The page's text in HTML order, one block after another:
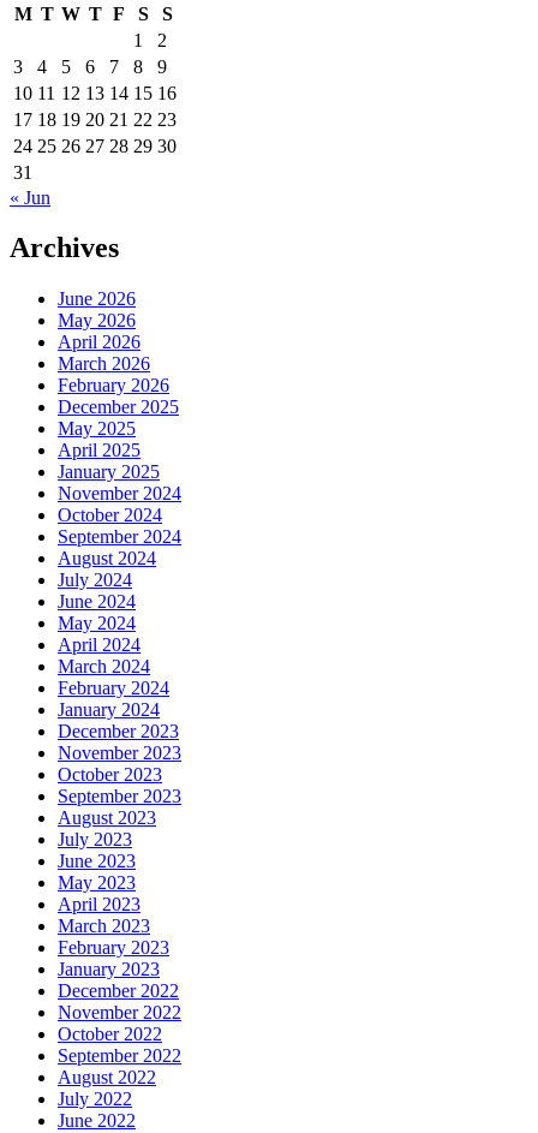
M T W T F S
S
1
2
3
4 5 6 7 8
9
10 11 12 13 14 15 16
17 18 19 20 21 22 23
24 25 26 27 28 29 30
31
« Jun
Archives
June 2026
May 2026
April 2026
March 2026
February 2026
December 2025
May 2025
April 2025
January 2025
November 2024
October 2024
September 2024
August 2024
July 2024
June 2024
May 2024
April 2024
March 2024
February 2024
January 2024
December 2023
November 2023
October 2023
September 2023
August 2023
July 2023
June 2023
May 2023
April 2023
March 2023
February 2023
January 2023
December 2022
November 2022
October 2022
September 2022
August 2022
July 2022
June 2022